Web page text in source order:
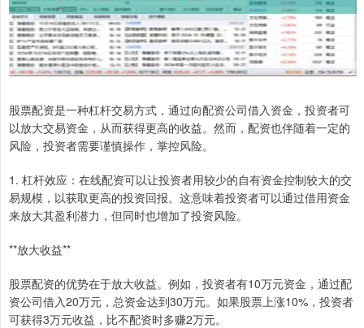
股票配资是一种杠杆交易方式，通过向配资公司借入资金，投资者可
以放大交易资金，从而获得更高的收益。然而，配资也伴随着一定的
风险，投资者需要谨慎操作，掌控风险。
1. 杠杆效应：在线配资可以让投资者用较少的自有资金控制较大的交
易规模，以获取更高的投资回报。这意味着投资者可以通过借用资金
来放大其盈利潜力，但同时也增加了投资风险。
**放大收益**
股票配资的优势在于放大收益。例如，投资者有10万元资金，通过配
资公司借入20万元，总资金达到30万元。如果股票上涨10%，投资者
可获得3万元收益，比不配资时多赚2万元。